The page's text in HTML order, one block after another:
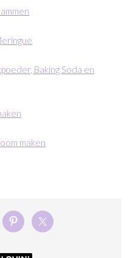
Baking Soda en
maken